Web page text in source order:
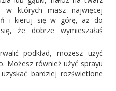
w których masz najwięcej
i kieruj się w górę, aż do
że dobrze wymieszałaś
podkład, możesz użyć
Możesz również użyć sprayu
bardziej rozświetlone